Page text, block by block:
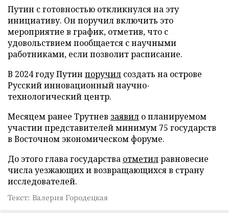
Путин с готовностью откликнулся на эту
инициативу. Он поручил включить это
мероприятие в график, отметив, что с
удовольствием пообщается с научными
работниками, если позволит расписание.
В 2024 году Путин поручил создать на острове
Русский инновационный научно-
технологический центр.
Месяцем ранее Трутнев заявил о планируемом
участии представителей минимум 75 государств
в Восточном экономическом форуме.
До этого глава государства отметилравновесие
числа уезжающих и возвращающихся в страну
исследователей.
Текст: Валерия Городецкая